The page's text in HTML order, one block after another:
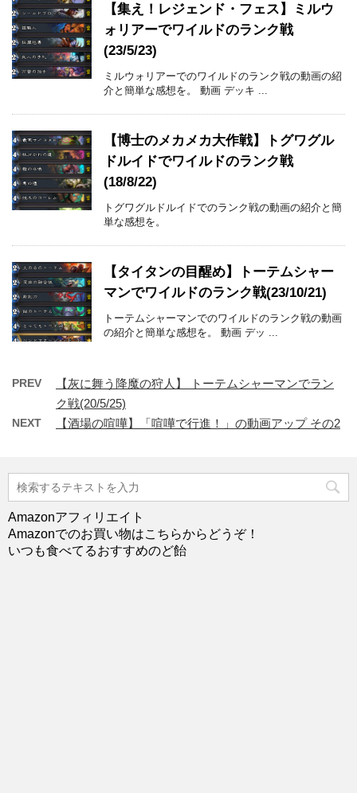
【集え！レジェンド・フェス】ミルウ
ォリアーでワイルドのランク戦
(23/5/23)
ミルウォリアーでのワイルドのランク戦の動画の紹
介と簡単な感想を。 動画 デッキ ...
【博士のメカメカ大作戦】トグワグル
ドルイドでワイルドのランク戦
(18/8/22)
トグワグルドルイドでのランク戦の動画の紹介と簡
単な感想を。
【タイタンの目醒め】トーテムシャー
マンでワイルドのランク戦(23/10/21)
トーテムシャーマンでのワイルドのランク戦の動画
の紹介と簡単な感想を。 動画 デッ ...
PREV
【灰に舞う降魔の狩人】 トーテムシャーマンでラン
ク戦(20/5/25)
NEXT 【酒場の喧嘩】「喧嘩で行進！」の動画アップ その2
Amazonアフィリエイト
Amazonでのお買い物はこちらからどうぞ！
いつも食べてるおすすめのど飴